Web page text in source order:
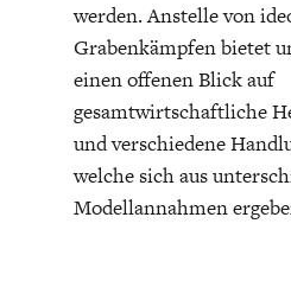
werden. Anstelle von
Grabenkämpfen bietet
einen offenen Blick auf
gesamtwirtschaftliche
und verschiedene
welche sich aus
Modellannahmen